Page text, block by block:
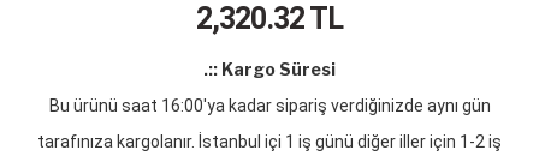
2,320.32TL
.:: Kargo Süresi
Bu ürünü saat 16:00'ya kadar sipariş verdiğinizde aynı gün
tarafınıza kargolanır. İstanbul içi 1 iş günü diğer iller için 1-2 iş